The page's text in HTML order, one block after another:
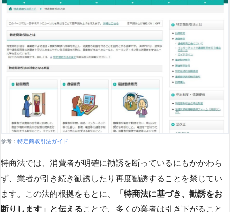
参考： 特定商取引法ガイド
特商法では、消費者が明確に勧誘を断っているにもかかわら
ず、業者が引き続き勧誘したり再度勧誘することを禁じてい
ます。この法的根拠をもとに、
「特商法に基づき、勧誘をお
断りします」と伝えることで、多くの業者は引き下がること